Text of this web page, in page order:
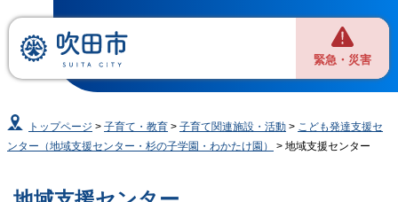
緊急・災害
トップページ >子育て・教育 >子育て関連施設・活動 > こども発達支援セ
ンター（地域支援センター・杉の子学園・わかたけ園）
> 地域支援センター